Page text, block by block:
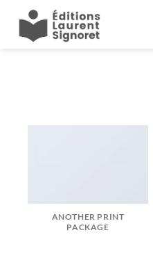
Passer
contenu
ANOTHER PRINT
PACKAGE